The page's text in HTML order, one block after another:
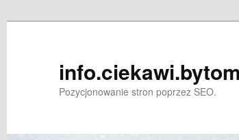
Pozycjonowanie stron poprzez SEO.